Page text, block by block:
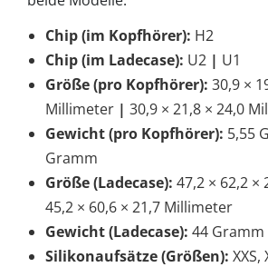
Chip (im Kopfhörer): H2
Chip (im Ladecase): U2 | U1
Größe (pro Kopfhörer): 30,9 ×
Millimeter | 30,9 × 21,8 × 24,0
Gewicht (pro Kopfhörer): 5,55
Gramm
Größe (Ladecase): 47,2 × 62,2
45,2 × 60,6 × 21,7 Millimeter
Gewicht (Ladecase): 44 Gramm
Silikonaufsätze (Größen): XXS,